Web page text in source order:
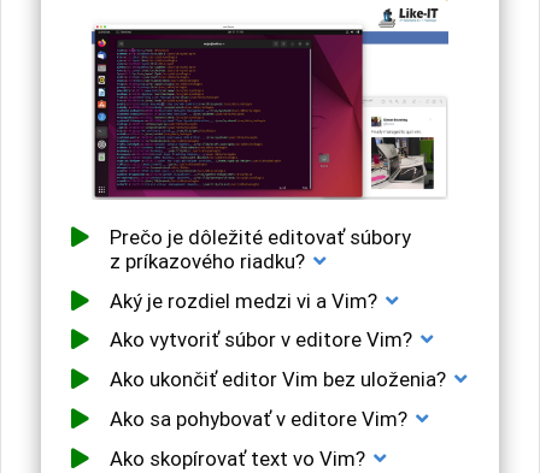
Prečo je dôležité editovať súbory
z príkazového riadku?
Aký je rozdiel medzi vi a Vim?
Ako vytvoriť súbor v editore Vim?
Ako ukončiť editor Vim bez uloženia?
Ako sa pohybovať v editore Vim?
Ako skopírovať text vo Vim?